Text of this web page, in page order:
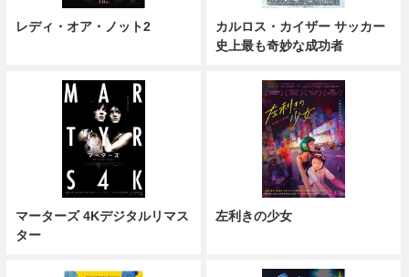
レディ・オア・ノット2
カルロス・カイザー サッカー
史上最も奇妙な成功者
マーターズ 4Kデジタルリマス
ター
左利きの少女